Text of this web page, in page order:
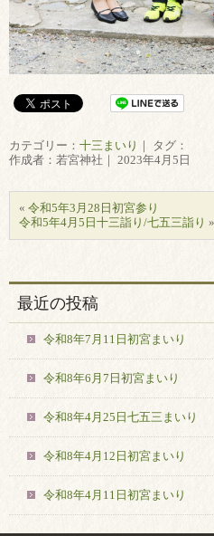
カテゴリー： 十三まいり ｜ タグ：
作成者：若宮神社｜ 2023年4月5日
« 令和5年3月28日初宮参り
令和5年4月5日十三詣り/七五三詣り »
最近の投稿
令和8年7月11日初宮まいり
令和8年6月7日初宮まいり
令和8年4月25日七五三まいり
令和8年4月12日初宮まいり
令和8年4月11日初宮まいり